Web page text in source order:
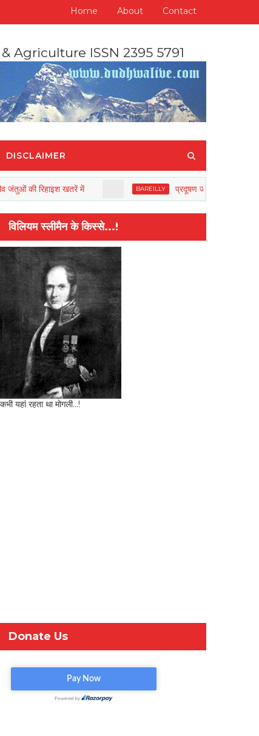
Home About Contact
Agriculture ISSN 2395 5791
DISCLAIMER
रिहाइश खतरें में प्रदूषण जो नए जीवन को कर रहा है
विलियम स्लीमैन के किस्से...!
कभी यहां रहता था मोगली...!
Donate Us